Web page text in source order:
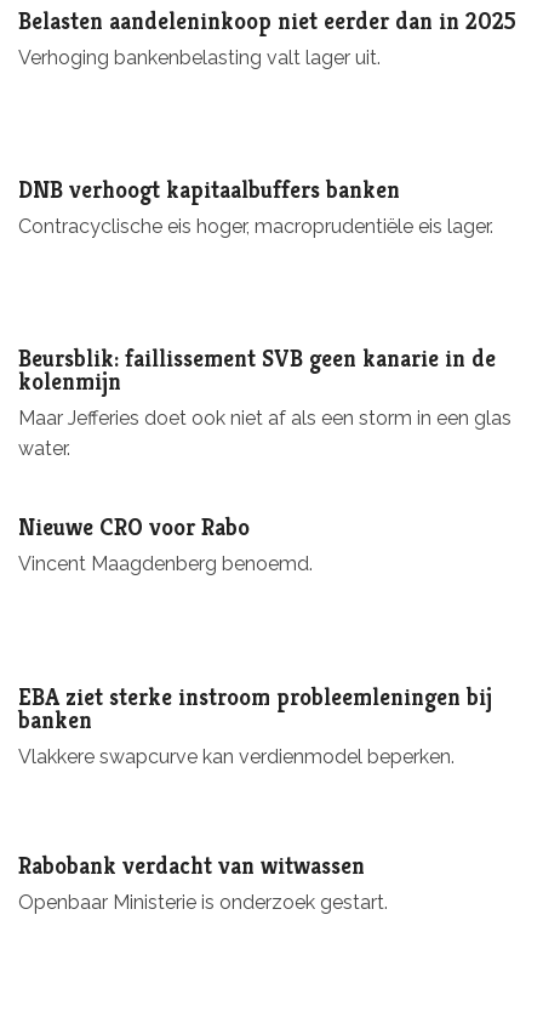
Belasten aandeleninkoop niet eerder dan in 2025
Verhoging bankenbelasting valt lager uit.
DNB verhoogt kapitaalbuffers banken
Contracyclische eis hoger, macroprudentiële eis lager.
Beursblik: faillissement SVB geen kanarie in de
kolenmijn
Maar Jefferies doet ook niet af als een storm in een glas
water.
Nieuwe CRO voor Rabo
Vincent Maagdenberg benoemd.
EBA ziet sterke instroom probleemleningen bij
banken
Vlakkere swapcurve kan verdienmodel beperken.
Rabobank verdacht van witwassen
Openbaar Ministerie is onderzoek gestart.